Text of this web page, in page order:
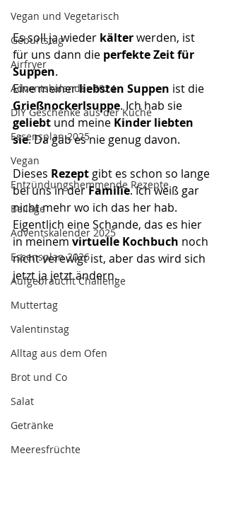
Vegan und Vegetarisch
Geburtstag
Airfryer
Adventskalender 2024
DIY Geschenke aus der Küche
Essensplan 2025
Vegan
Entzündungshemmende Rezepte
Beilage
Adventskalender 2025
Essensplan 2026
Aufgebraucht Challenge
Muttertag
Valentinstag
Alltag aus dem Ofen
Brot und Co
Salat
Getränke
Meeresfrüchte
Es soll ja wieder kälter werden, ist
für uns dann die perfekte Zeit für
Suppen.
Eine meiner liebsten Suppen ist die
Grießnockerlsuppe. Ich hab sie
geliebt und meine Kinder liebten
sie. Da gab es nie genug davon.
Dieses Rezept gibt es schon so lange
bei uns in der Familie. Ich weiß gar
nicht mehr wo ich das her hab.
Eigentlich eine Schande, das es hier
in meinem virtuelle Kochbuch noch
nicht verewigt ist, aber das wird sich
jetzt ja jetzt ändern.